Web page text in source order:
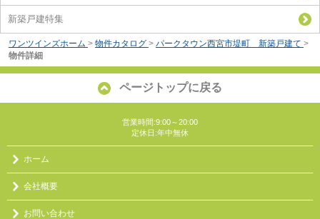
新築戸建特集
ワンツインズホーム > 物件カタログ > パークタウン西宮市堤町 新築戸建て >
物件詳細
ページトップに戻る
営業時間:9:00～20:00
定休日:年中無休
ホーム
会社概要
お問い合わせ